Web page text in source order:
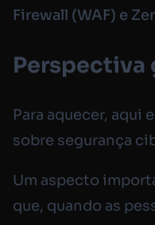
Firewall (WAF) e
Perspectiva
Para aquecer, aqui
sobre segurança
Um aspecto
que, quando as